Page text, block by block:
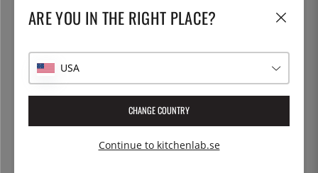
KISAG
ARE YOU IN THE RIGHT PLACE?
USA
CHANGE COUNTRY
Continue to kitchenlab.se